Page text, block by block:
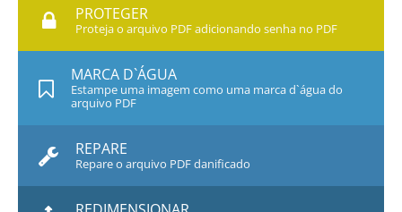
PROTEGER
Proteja o arquivo PDF adicionando senha no PDF
MARCA D`ÁGUA
Estampe uma imagem como uma marca d`água do
arquivo PDF
REPARE
Repare o arquivo PDF danificado